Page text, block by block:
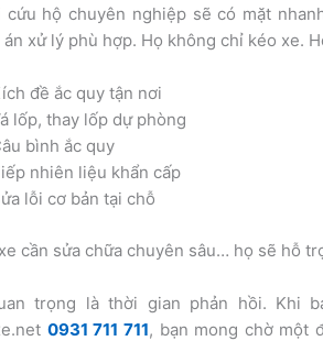
cứu hộ chuyên nghiệp sẽ có mặt
xử lý phù hợp. Họ không chỉ kéo xe.
đề ắc quy tận nơi
lốp, thay lốp dự phòng
bình ắc quy
nhiên liệu khẩn cấp
lỗi cơ bản tại chỗ
cần sửa chữa chuyên sâu… họ sẽ hỗ
trọng là thời gian phản hồi. Khi
0931 711 711, bạn mong chờ một